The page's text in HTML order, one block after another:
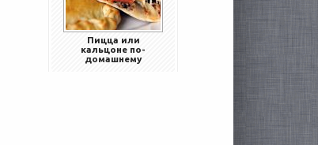
Пицца или
кальцоне по-
домашнему